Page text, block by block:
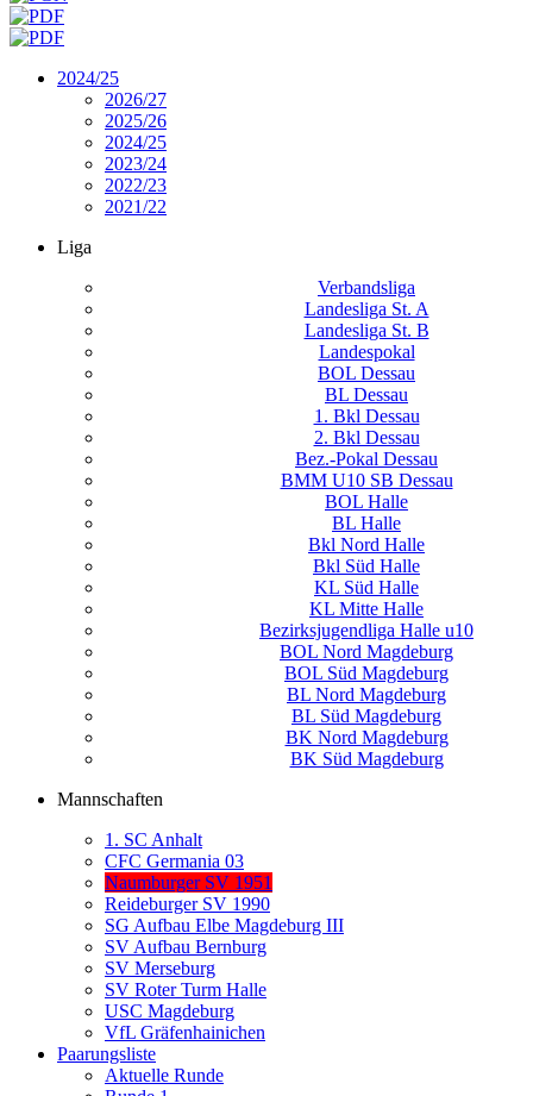
2024/25
2026/27
2025/26
2024/25
2023/24
2022/23
2021/22
Liga
Verbandsliga
Landesliga St. A
Landesliga St. B
Landespokal
BOL Dessau
BL Dessau
1. Bkl Dessau
2. Bkl Dessau
Bez.-Pokal Dessau
BMM U10 SB Dessau
BOL Halle
BL Halle
Bkl Nord Halle
Bkl Süd Halle
KL Süd Halle
KL Mitte Halle
Bezirksjugendliga Halle u10
BOL Nord Magdeburg
BOL Süd Magdeburg
BL Nord Magdeburg
BL Süd Magdeburg
BK Nord Magdeburg
BK Süd Magdeburg
Mannschaften
1. SC Anhalt
CFC Germania 03
Naumburger SV 1951
Reideburger SV 1990
SG Aufbau Elbe Magdeburg III
SV Aufbau Bernburg
SV Merseburg
SV Roter Turm Halle
USC Magdeburg
VfL Gräfenhainichen
Paarungsliste
Aktuelle Runde